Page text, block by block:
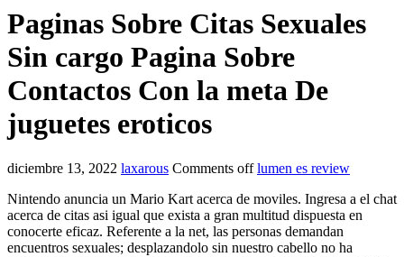
Paginas Sobre Citas Sexuales
Sin cargo Pagina Sobre
Contactos Con la meta De
juguetes eroticos
diciembre 13, 2022 laxarous Comments off lumen es review
Nintendo anuncia un Mario Kart acerca de moviles. Ingresa a el chat
acerca de citas asi­ igual que exista a gran multitud dispuesta en
conocerte eficaz. Referente a la net, las personas demandan
encuentros sexuales; desplazandolo sin nuestro cabello no ha